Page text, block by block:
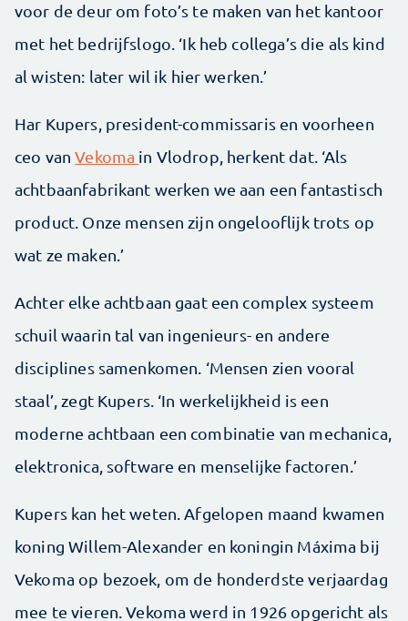
voor de deur om foto’s te maken van het kantoor
met het bedrijfslogo. ‘Ik heb collega’s die als kind
al wisten: later wil ik hier werken.’
Har Kupers, president-commissaris en voorheen
ceo vanVekoma in Vlodrop, herkent dat. ‘Als
achtbaanfabrikant werken we aan een fantastisch
product. Onze mensen zijn ongelooflijk trots op
wat ze maken.’
Achter elke achtbaan gaat een complex systeem
schuil waarin tal van ingenieurs- en andere
disciplines samenkomen. ‘Mensen zien vooral
staal’, zegt Kupers. ‘In werkelijkheid is een
moderne achtbaan een combinatie van mechanica,
elektronica, software en menselijke factoren.’
Kupers kan het weten. Afgelopen maand kwamen
koning Willem-Alexander en koningin Máxima bij
Vekoma op bezoek, om de honderdste verjaardag
mee te vieren. Vekoma werd in 1926 opgericht als